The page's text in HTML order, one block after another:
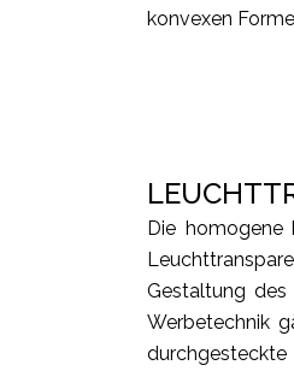
konvexen
Die homogene
Gestaltung des
Werbetechnik